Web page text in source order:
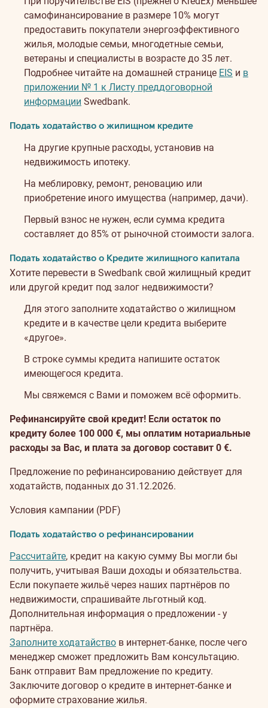
самофинансирование в размере 10% могут
предоставить покупатели энергоэффективного
жилья, молодые семьи, многодетные семьи,
ветераны и специалисты в возрасте до 35 лет.
Подробнее читайте на домашней странице EIS и в
приложении № 1 к Листу преддоговорной
информации Swedbank.
Подать ходатайство о жилищном кредите
На другие крупные расходы, установив на
недвижимость ипотеку.
На меблировку, ремонт, реновацию или
приобретение иного имущества (например, дачи).
Первый взнос не нужен, если сумма кредита
составляет до 85% от рыночной стоимости залога.
Подать ходатайство о Кредите жилищного капитала
Хотите перевести в Swedbank свой жилищный кредит
или другой кредит под залог недвижимости?
Для этого заполните ходатайство о жилищном
кредите и в качестве цели кредита выберите
«другое».
В строке суммы кредита напишите остаток
имеющегося кредита.
Мы свяжемся с Вами и поможем всё оформить.
Рефинансируйте свой кредит! Если остаток по
кредиту более 100 000 €, мы оплатим нотариальные
расходы за Вас, и плата за договор составит 0 €.
Предложение по рефинансированию действует для
ходатайств, поданных до 31.12.2026.
Условия кампании (PDF)
Подать ходатайство о рефинансировании
Рассчитайте, кредит на какую сумму Вы могли бы
получить, учитывая Ваши доходы и обязательства.
Если покупаете жильё через наших партнёров по
недвижимости, спрашивайте льготный код.
Дополнительная информация о предложении - у
партнёра.
Заполните ходатайство в интернет-банке, после чего
менеджер сможет предложить Вам консультацию.
Банк отправит Вам предложение по кредиту.
Заключите договор о кредите в интернет-банке и
оформите страхование жилья.